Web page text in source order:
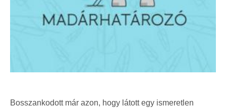
Bosszankodott már azon, hogy látott egy ismeretlen